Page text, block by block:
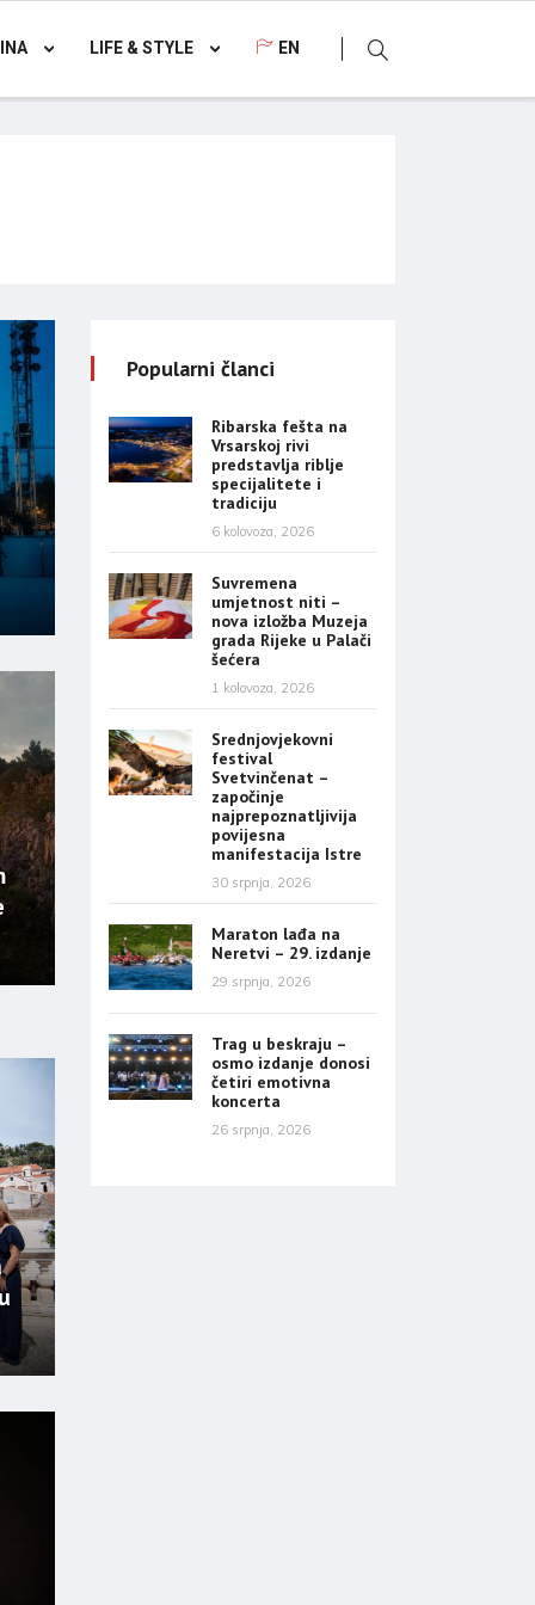
LIFE & STYLE EN
Popularni članci
Ribarska fešta na
Vrsarskoj rivi
predstavlja riblje
specijalitete i
tradiciju
6 kolovoza, 2026
Suvremena
umjetnost niti –
nova izložba Muzeja
grada Rijeke u Palači
šećera
1 kolovoza, 2026
Srednjovjekovni
festival
Svetvinčenat –
započinje
najprepoznatljivija
povijesna
manifestacija Istre
30 srpnja, 2026
Maraton lađa na
Neretvi – 29. izdanje
29 srpnja, 2026
Trag u beskraju –
osmo izdanje donosi
četiri emotivna
koncerta
26 srpnja, 2026